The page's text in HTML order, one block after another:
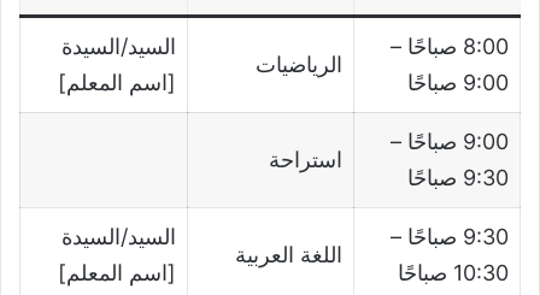
8:00 صباحًا –
9:00 صباحًا
الرياضيات
السيد/السيدة
[اسم المعلم]
9:00 صباحًا –
9:30 صباحًا
استراحة
9:30 صباحًا –
10:30 صباحًا
اللغة العربية
السيد/السيدة
[اسم المعلم]